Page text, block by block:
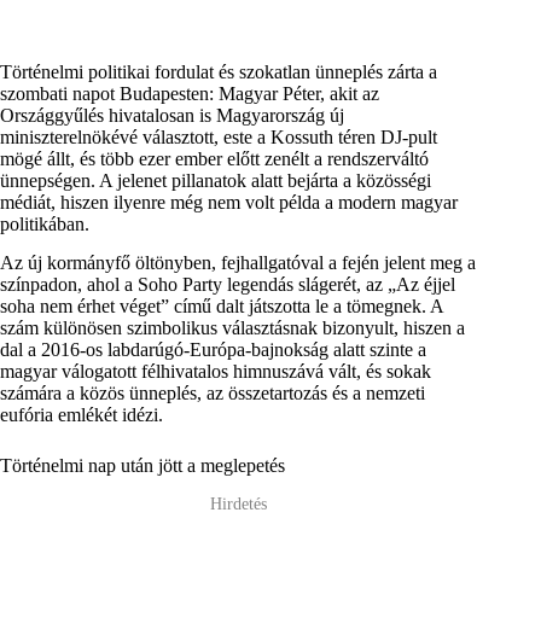
Történelmi politikai fordulat és szokatlan ünneplés zárta a
szombati napot Budapesten: Magyar Péter, akit az
Országgyűlés hivatalosan is Magyarország új
miniszterelnökévé választott, este a Kossuth téren DJ-pult
mögé állt, és több ezer ember előtt zenélt a rendszerváltó
ünnepségen. A jelenet pillanatok alatt bejárta a közösségi
médiát, hiszen ilyenre még nem volt példa a modern magyar
politikában.
Az új kormányfő öltönyben, fejhallgatóval a fején jelent meg a
színpadon, ahol a Soho Party legendás slágerét, az „Az éjjel
soha nem érhet véget” című dalt játszotta le a tömegnek. A
szám különösen szimbolikus választásnak bizonyult, hiszen a
dal a 2016-os labdarúgó-Európa-bajnokság alatt szinte a
magyar válogatott félhivatalos himnuszává vált, és sokak
számára a közös ünneplés, az összetartozás és a nemzeti
eufória emlékét idézi.
Történelmi nap után jött a meglepetés
Hirdetés